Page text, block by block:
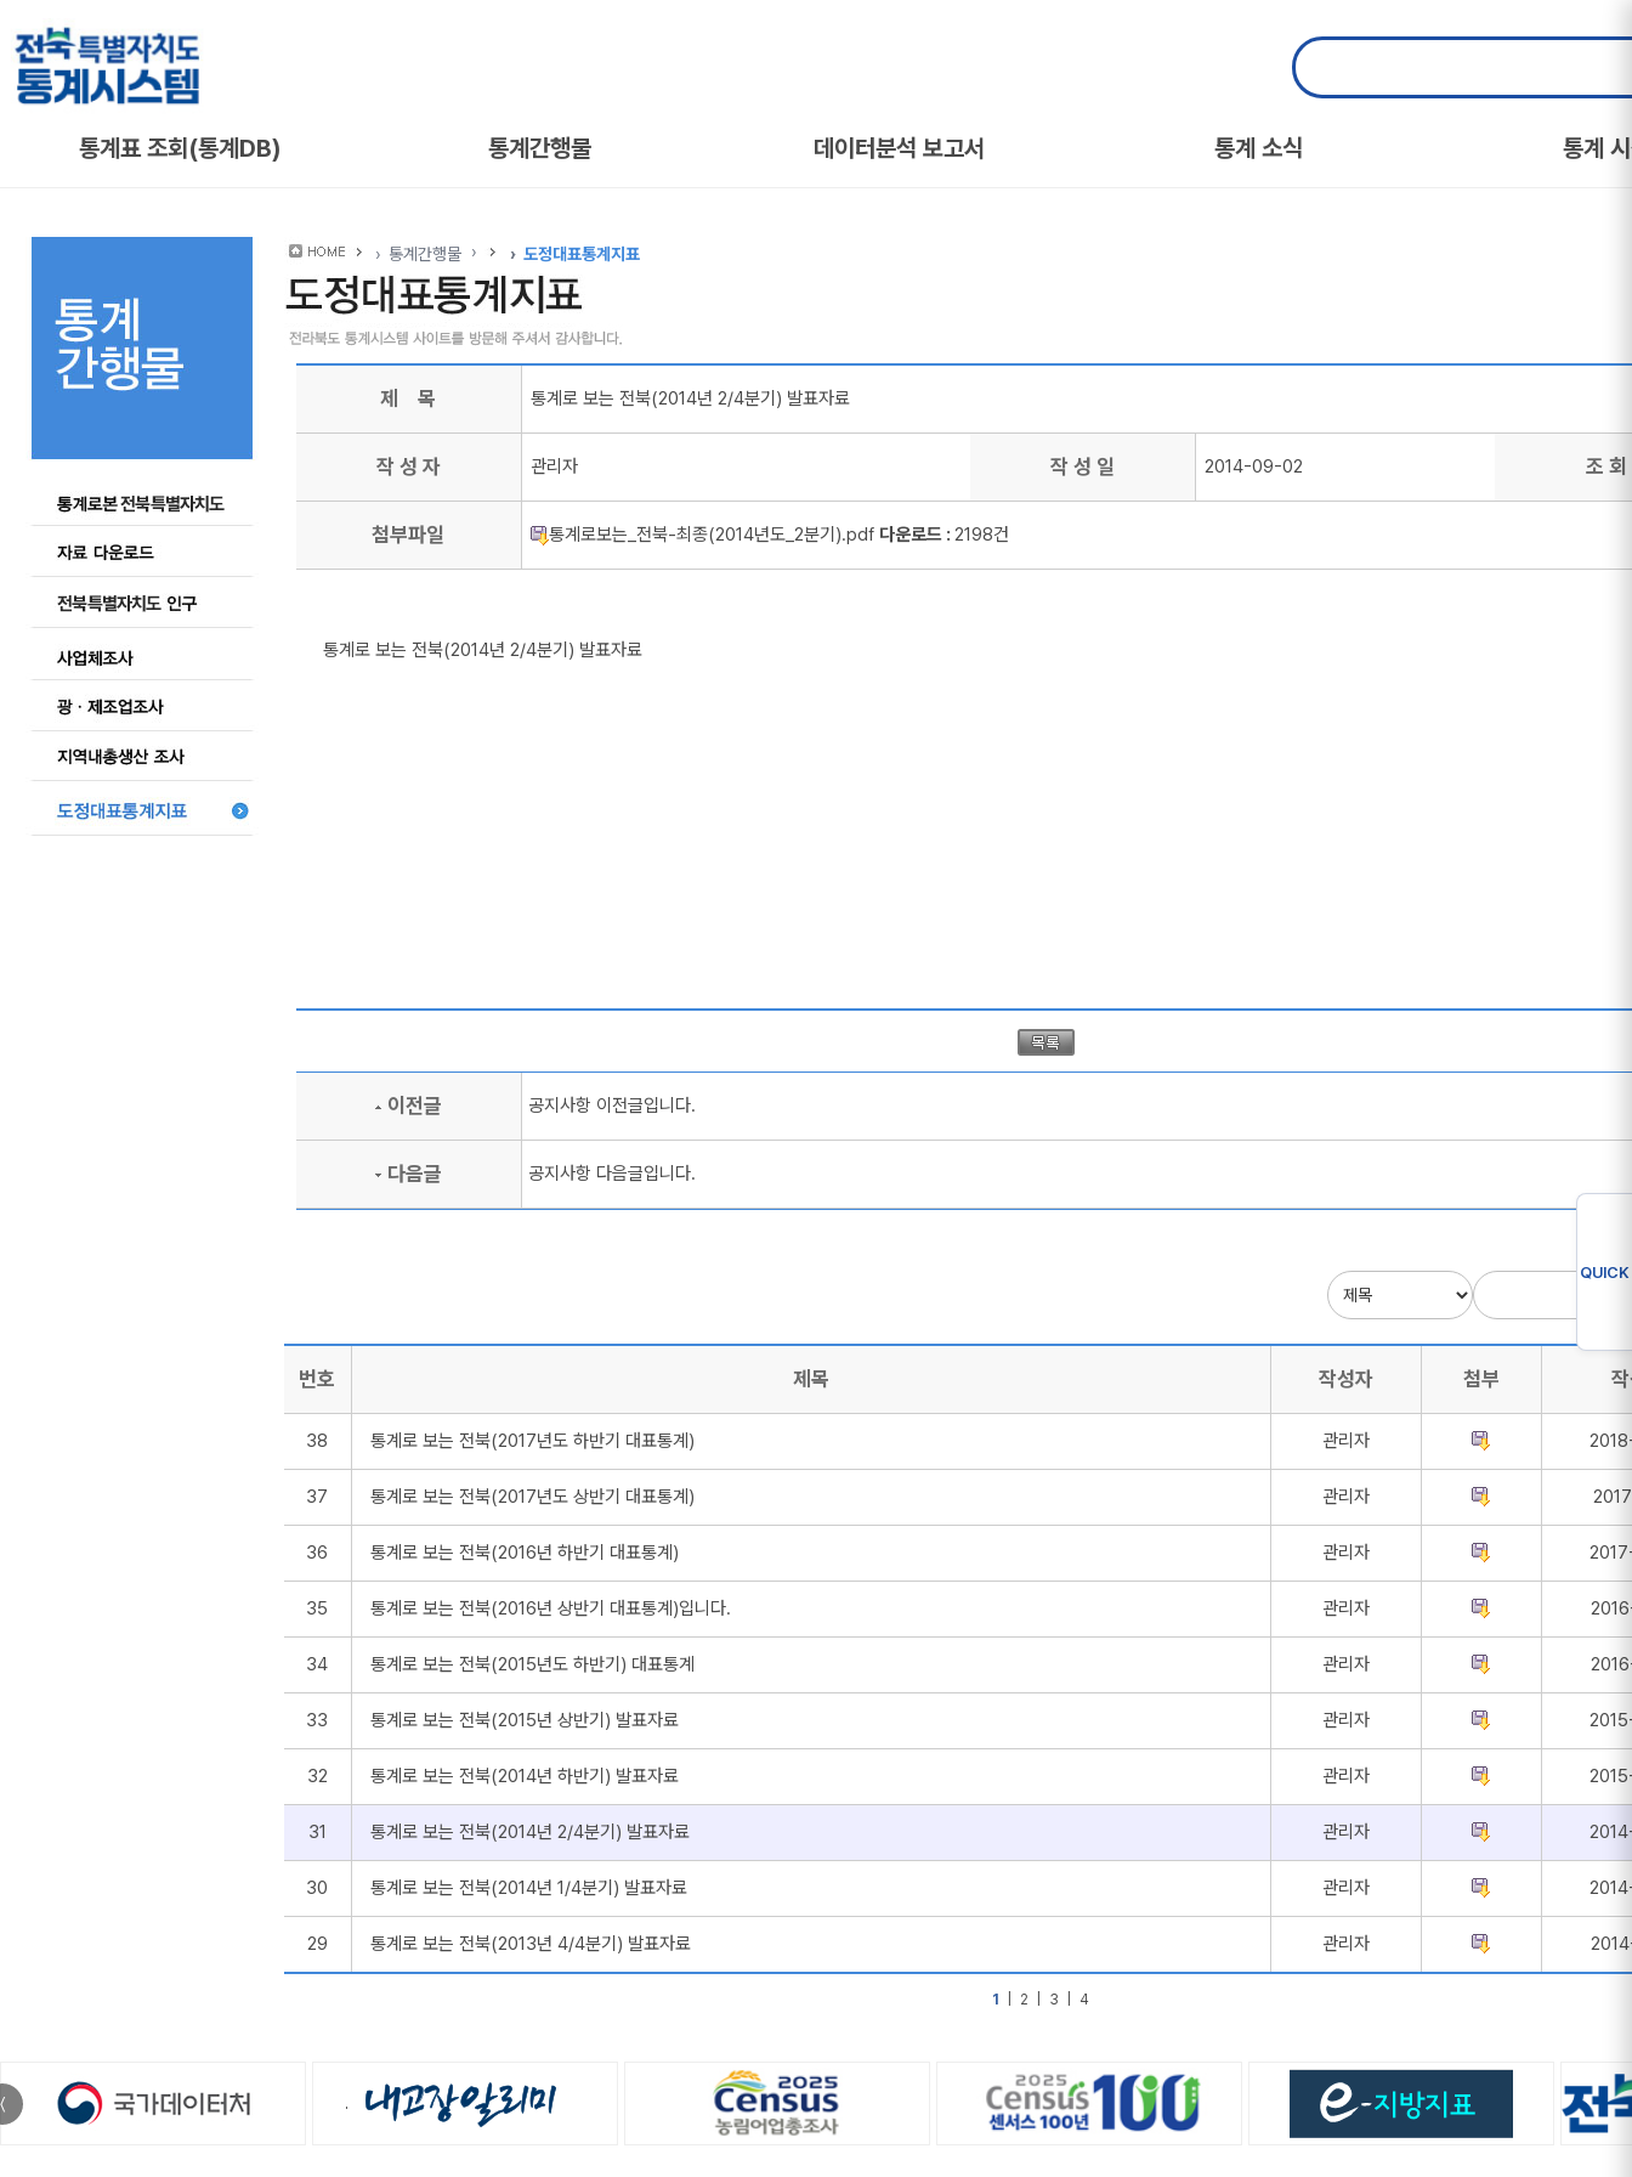
통계표 조회(통계DB) 통계간행물 데이터분석 보고서 통계 소식 통계
통계간행물 도정대표통계지표
제 목 통계로 보는 전북(2014년 2/4분기) 발표자료
작 성 자 관리자 작 성 일 2014-09-02 조 회
첨부파일 통계로보는_전북-최종(2014년도_2분기).pdf 다운로드 : 2198건
통계로 보는 전북(2014년 2/4분기) 발표자료
이전글 공지사항 이전글입니다.
다음글 공지사항 다음글입니다.
번호 제목 작성자 첨부
38 통계로 보는 전북(2017년도 하반기 대표통계) 관리자
37 통계로 보는 전북(2017년도 상반기 대표통계) 관리자
36 통계로 보는 전북(2016년 하반기 대표통계) 관리자
35 통계로 보는 전북(2016년 상반기 대표통계)입니다. 관리자
34 통계로 보는 전북(2015년도 하반기) 대표통계 관리자
33 통계로 보는 전북(2015년 상반기) 발표자료 관리자
32 통계로 보는 전북(2014년 하반기) 발표자료 관리자
31 통계로 보는 전북(2014년 2/4분기) 발표자료 관리자
30 통계로 보는 전북(2014년 1/4분기) 발표자료 관리자
29 통계로 보는 전북(2013년 4/4분기) 발표자료 관리자
1 2 3 4
〈
QUICK